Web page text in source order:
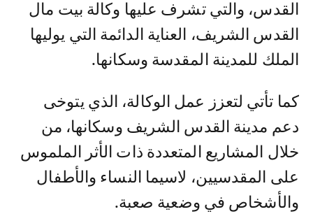
القدس، والتي تشرف عليها وكالة بيت مال
القدس الشريف، العناية الدائمة التي يوليها
الملك للمدينة المقدسة وسكانها.
كما تأتي لتعزز عمل الوكالة، الذي يتوخى
دعم مدينة القدس الشريف وسكانها، من
خلال المشاريع المتعددة ذات الأثر الملموس
على المقدسيين، لاسيما النساء والأطفال
والأشخاص في وضعية صعبة.